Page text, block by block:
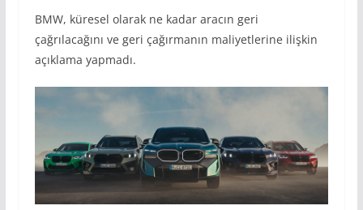
BMW, küresel olarak ne kadar aracın geri
çağrılacağını ve geri çağırmanın maliyetlerine ilişkin
açıklama yapmadı.